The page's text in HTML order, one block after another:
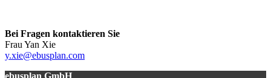
Bei Fragen kontaktieren Sie
Frau Yan Xie
y.xie@ebusplan.com
ebusplan GmbH